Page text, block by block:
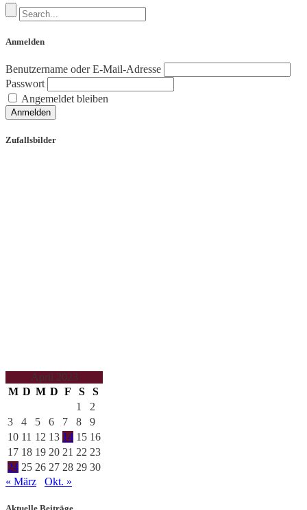
Anmelden
Benutzername oder E-Mail-Adresse
Passwort
Angemeldet bleiben
Anmelden
Zufallsbilder
April 2023
M D M D F S
S
1
2
3
4 5 6 7 8
9
10 11 12 13 14 15 16
17 18 19 20 21 22 23
24 25 26 27 28 29 30
« März
Okt. »